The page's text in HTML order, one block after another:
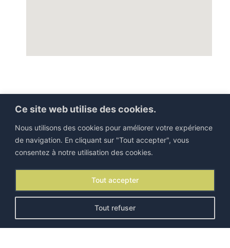
Ce site web utilise des cookies.
Nous utilisons des cookies pour améliorer votre expérience
de navigation. En cliquant sur "Tout accepter", vous
consentez à notre utilisation des cookies.
Tout refuser
Tout accepter
©IEJP 2026. Tous droits réservés |Mentions légales
Contact|Lettre d’information
F
I
Y
L